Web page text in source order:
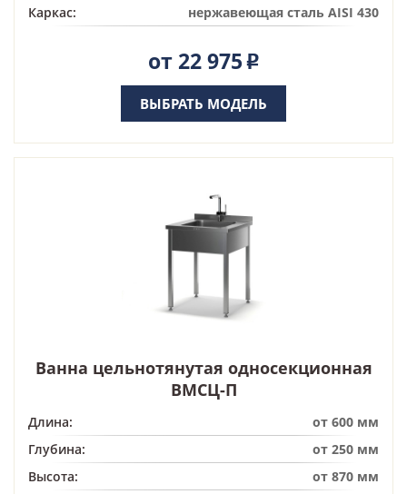
Каркас: нержавеющая сталь AISI 430
от 22 975 Р
ВЫБРАТЬ МОДЕЛЬ
Ванна цельнотянутая односекционная
ВМСЦ-П
Длина:
от 600 мм
Глубина:
от 250 мм
Высота:
от 870 мм